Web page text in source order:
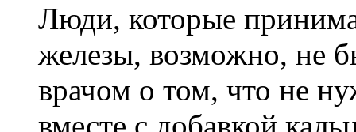
Люди, которые
железы, возможно, не
врачом о том, что не
вместе с добавкой